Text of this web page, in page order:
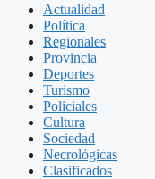
Actualidad
Política
Regionales
Provincia
Deportes
Turismo
Policiales
Cultura
Sociedad
Necrológicas
Clasificados